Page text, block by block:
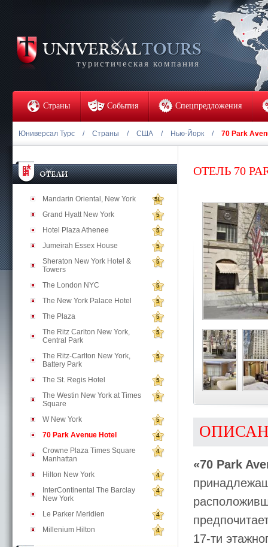
туристическая компания
Страны События Спецпредложения
Юниверсал Турс / Страны / США / Нью-Йорк / 70 Park
Mandarin Oriental, New York 5L
Grand Hyatt New York 5
Hotel Plaza Athenee 5
Jumeirah Essex House 5
Sheraton New York Hotel &
Towers
5
The London NYC 5
The New York Palace Hotel 5
The Plaza 5
The Ritz Carlton New York,
Central Park
5
The Ritz-Carlton New York,
Battery Park
5
The St. Regis Hotel 5
The Westin New York at Times
Square
5
W New York 5
70 Park Avenue Hotel 4
Crowne Plaza Times Square
Manhattan
4
Hilton New York 4
InterContinental The Barclay
New York
4
Le Parker Meridien 4
Millenium Hilton 4
ОТЕЛЬ 70
«70 Park
17-ти